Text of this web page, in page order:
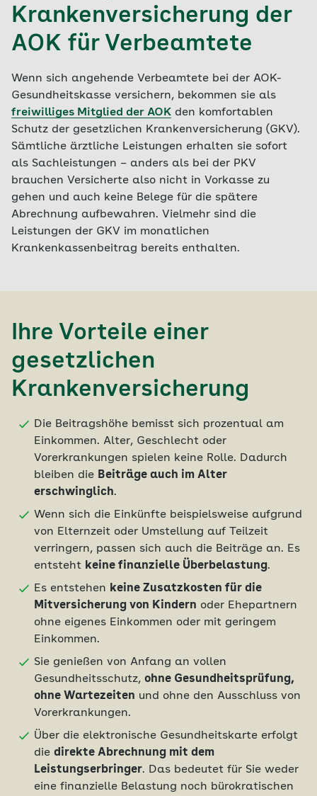
Krankenversicherung der
AOK für Verbeamtete
Wenn sich angehende Verbeamtete bei der AOK-
Gesundheitskasse versichern, bekommen sie als
freiwilliges Mitglied der AOK den komfortablen
Schutz der gesetzlichen Krankenversicherung (GKV).
Sämtliche ärztliche Leistungen erhalten sie sofort
als Sachleistungen – anders als bei der PKV
brauchen Versicherte also nicht in Vorkasse zu
gehen und auch keine Belege für die spätere
Abrechnung aufbewahren. Vielmehr sind die
Leistungen der GKV im monatlichen
Krankenkassenbeitrag bereits enthalten.
Ihre Vorteile einer
gesetzlichen
Krankenversicherung
Die Beitragshöhe bemisst sich prozentual am
Einkommen. Alter, Geschlecht oder
Vorerkrankungen spielen keine Rolle. Dadurch
bleiben die Beiträge auch im Alter
erschwinglich.
Wenn sich die Einkünfte beispielsweise aufgrund
von Elternzeit oder Umstellung auf Teilzeit
verringern, passen sich auch die Beiträge an. Es
entsteht keine finanzielle Überbelastung.
Es entstehen keine Zusatzkosten für die
Mitversicherung von Kindern oder Ehepartnern
ohne eigenes Einkommen oder mit geringem
Einkommen.
Sie genießen von Anfang an vollen
Gesundheitsschutz, ohne Gesundheitsprüfung,
ohne Wartezeiten und ohne den Ausschluss von
Vorerkrankungen.
Über die elektronische Gesundheitskarte erfolgt
die direkte Abrechnung mit dem
Leistungserbringer. Das bedeutet für Sie weder
eine finanzielle Belastung noch bürokratischen